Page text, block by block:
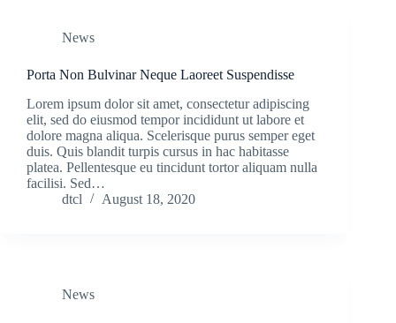
News
Porta Non Bulvinar Neque Laoreet Suspendisse
Lorem ipsum dolor sit amet, consectetur adipiscing
elit, sed do eiusmod tempor incididunt ut labore et
dolore magna aliqua. Scelerisque purus semper eget
duis. Quis blandit turpis cursus in hac habitasse
platea. Pellentesque eu tincidunt tortor aliquam nulla
facilisi. Sed…
dtcl
August 18, 2020
News